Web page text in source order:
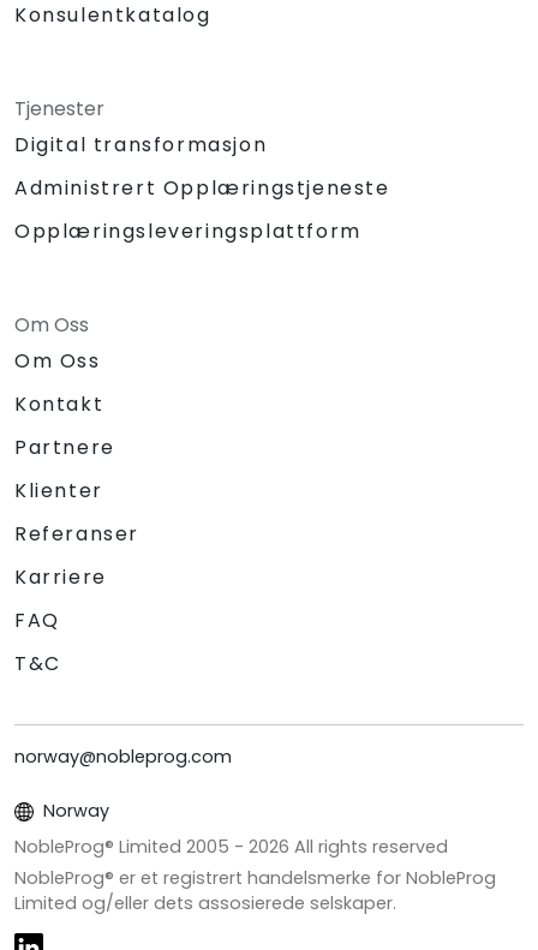
Konsulentkatalog
Tjenester
Digital transformasjon
Administrert Opplæringstjeneste
Opplæringsleveringsplattform
Om Oss
Om Oss
Kontakt
Partnere
Klienter
Referanser
Karriere
FAQ
T&C
norway@nobleprog.com
Norway
NobleProg® Limited 2005 - 2026 All rights reserved
NobleProg® er et registrert handelsmerke for NobleProg
Limited og/eller dets assosierede selskaper.